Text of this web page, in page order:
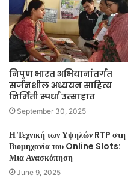
निपुण भारत अभियानांतर्गत
सर्जनशील अध्ययन साहित्य
निर्मिती स्पर्धा उत्साहात
September 30, 2025
Η Τεχνική των Υψηλών RTP στη
Βιομηχανία του Online Slots:
Μια Ανασκόπηση
June 9, 2025